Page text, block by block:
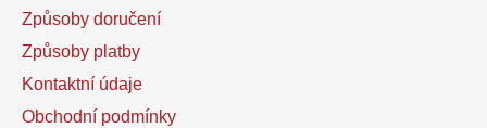
Způsoby doručení
Způsoby platby
Kontaktní údaje
Obchodní podmínky